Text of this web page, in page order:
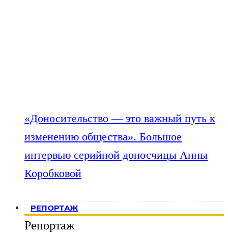
«Доносительство — это важный путь к
изменению общества». Большое
интервью серийной доносчицы Анны
Коробковой
РЕПОРТАЖ
Репортаж